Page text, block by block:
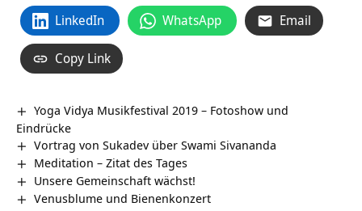
LinkedIn WhatsApp Email
Copy Link
Yoga Vidya Musikfestival 2019 – Fotoshow und
Eindrücke
Vortrag von Sukadev über Swami Sivananda
Meditation – Zitat des Tages
Unsere Gemeinschaft wächst!
Venusblume und Bienenkonzert